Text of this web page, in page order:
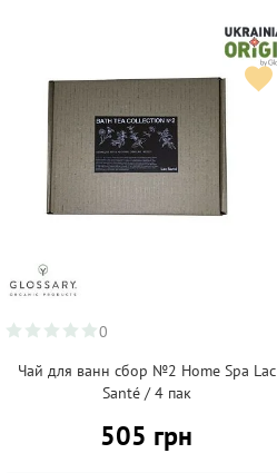
0
Чай для ванн сбор №2 Home Spa Lac
Santé / 4 пак
505 грн